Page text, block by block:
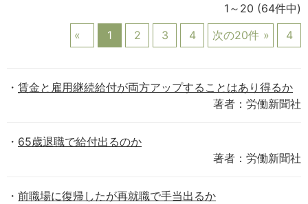
1～20 (64件中)
1
2 3 4 次の20件 4
賃金と雇用継続給付が両方アップすることはあり得るか
著者：労働新聞社
65歳退職で給付出るのか
著者：労働新聞社
前職場に復帰したが再就職で手当出るか